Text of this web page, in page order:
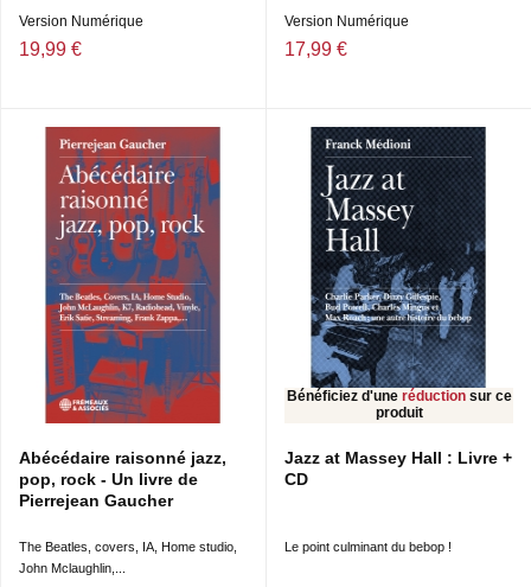
Version Numérique
19,99 €
Version Numérique
17,99 €
Abécédaire raisonné jazz,
pop, rock - Un livre de
Pierrejean Gaucher
The Beatles, covers, IA, Home studio,
John Mclaughlin,...
Bénéficiez d'une réduction sur ce
produit
Jazz at Massey Hall : Livre +
CD
Le point culminant du bebop !